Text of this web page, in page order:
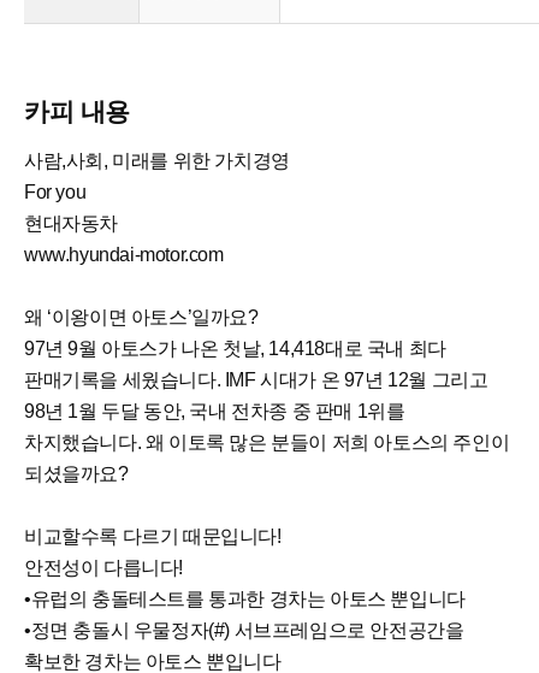
카피 내용
사람,사회, 미래를 위한 가치경영
For you
현대자동차
www.hyundai-motor.com
왜 ‘이왕이면 아토스’일까요?
97년 9월 아토스가 나온 첫날, 14,418대로 국내 최다
판매기록을 세웠습니다. IMF 시대가 온 97년 12월 그리고
98년 1월 두달 동안, 국내 전차종 중 판매 1위를
차지했습니다. 왜 이토록 많은 분들이 저희 아토스의 주인이
되셨을까요?
비교할수록 다르기 때문입니다!
안전성이 다릅니다!
•유럽의 충돌테스트를 통과한 경차는 아토스 뿐입니다
•정면 충돌시 우물정자(#) 서브프레임으로 안전공간을
확보한 경차는 아토스 뿐입니다